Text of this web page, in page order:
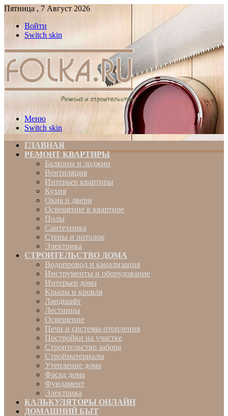
Пятница , 7 Август 2026
Войти
Switch skin
Меню
Switch skin
ГЛАВНАЯ
РЕМОНТ КВАРТИРЫ
Балконы и лоджии
Вентиляция
Интерьер квартиры
Кухня
Окна и двери
Освещение в квартире
Полы
Сантехника
Стены и потолок
Электрика
СТРОИТЕЛЬСТВО ДОМА
Водопровод и канализация
Инструменты и оборудование
Интерьер дома
Крыша и кровля
Ландшафт
Лестницы
Освещение
Печи и системы отопления
Постройки на участке
Строительство забора
Стройматериалы
Утепление дома
Фасад дома
Фундамент
Электрика
КАЛЬКУЛЯТОРЫ ОНЛАЙН
ДОМАШНИЙ БЫТ